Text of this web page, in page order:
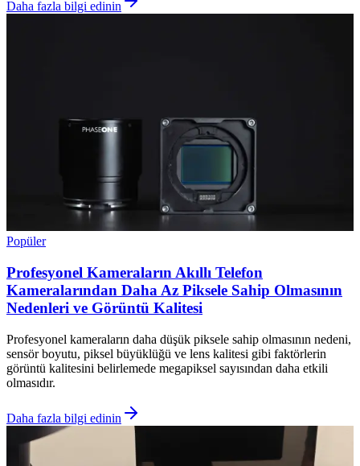
Daha fazla bilgi edinin
Popüler
Profesyonel Kameraların Akıllı Telefon
Kameralarından Daha Az Piksele Sahip Olmasının
Nedenleri ve Görüntü Kalitesi
Profesyonel kameraların daha düşük piksele sahip olmasının nedeni,
sensör boyutu, piksel büyüklüğü ve lens kalitesi gibi faktörlerin
görüntü kalitesini belirlemede megapiksel sayısından daha etkili
olmasıdır.
Daha fazla bilgi edinin